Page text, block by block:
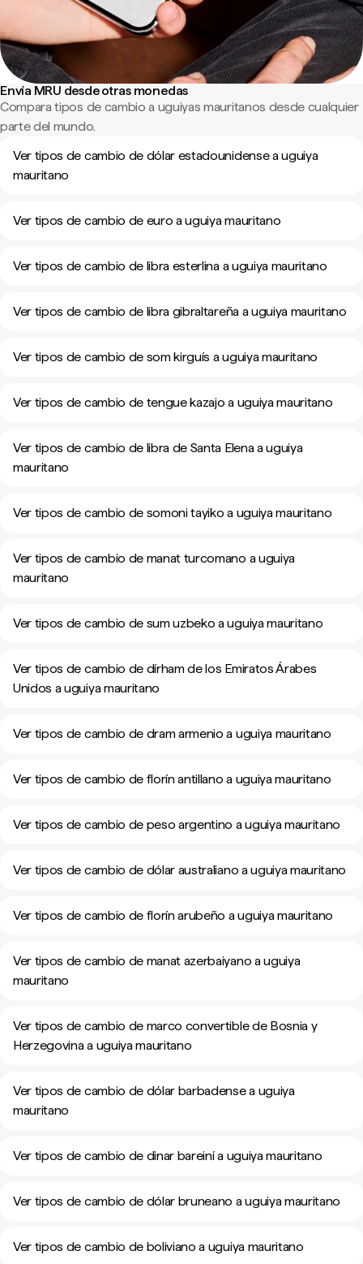
Envía MRU desde otras monedas
Compara tipos de cambio a uguiyas mauritanos desde cualquier
parte del mundo.
Ver tipos de cambio de dólar estadounidense a uguiya
mauritano
Ver tipos de cambio de euro a uguiya mauritano
Ver tipos de cambio de libra esterlina a uguiya mauritano
Ver tipos de cambio de libra gibraltareña a uguiya mauritano
Ver tipos de cambio de som kirguís a uguiya mauritano
Ver tipos de cambio de tengue kazajo a uguiya mauritano
Ver tipos de cambio de libra de Santa Elena a uguiya
mauritano
Ver tipos de cambio de somoni tayiko a uguiya mauritano
Ver tipos de cambio de manat turcomano a uguiya
mauritano
Ver tipos de cambio de sum uzbeko a uguiya mauritano
Ver tipos de cambio de dírham de los Emiratos Árabes
Unidos a uguiya mauritano
Ver tipos de cambio de dram armenio a uguiya mauritano
Ver tipos de cambio de florín antillano a uguiya mauritano
Ver tipos de cambio de peso argentino a uguiya mauritano
Ver tipos de cambio de dólar australiano a uguiya mauritano
Ver tipos de cambio de florín arubeño a uguiya mauritano
Ver tipos de cambio de manat azerbaiyano a uguiya
mauritano
Ver tipos de cambio de marco convertible de Bosnia y
Herzegovina a uguiya mauritano
Ver tipos de cambio de dólar barbadense a uguiya
mauritano
Ver tipos de cambio de dinar bareiní a uguiya mauritano
Ver tipos de cambio de dólar bruneano a uguiya mauritano
Ver tipos de cambio de boliviano a uguiya mauritano